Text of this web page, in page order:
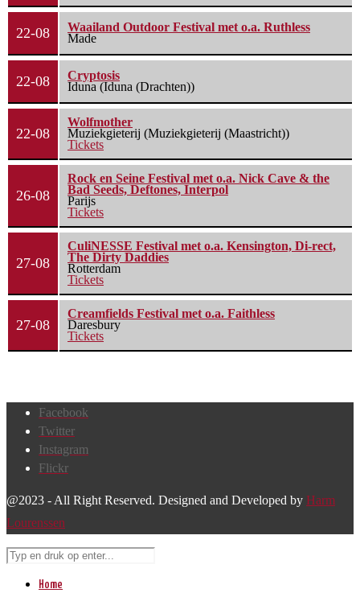
22-08
Waailand Outdoor Festival met o.a. Ruthless
Made
22-08
Cryptosis
Iduna (Iduna (Drachten))
22-08
Wolfmother
Muziekgieterij (Muziekgieterij (Maastricht))
Tickets
26-08
Rock en Seine Festival met o.a. Nick Cave & the
Bad Seeds, Deftones, Interpol
Parijs
Tickets
27-08
CuliNESSE Festival met o.a. Kensington, Di-rect,
The Dirty Daddies
Rotterdam
Tickets
27-08
Creamfields Festival met o.a. Faithless
Daresbury
Tickets
Facebook
Twitter
Instagram
Flickr
@2023 - All Right Reserved. Designed and Developed by Harm
Lourenssen
Home